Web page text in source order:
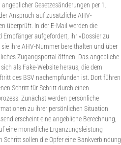
Gesetzesänderungen per 1.
Anspruch auf zusätzliche AHV-
überprüft. In der E-Mail werden die
Empfänger aufgefordert, ihr «Dossier zu
ihre AHV-Nummer bereithalten und über
Zugangsportal öffnen. Das angebliche
als Fake-Website heraus, die dem
des BSV nachempfunden ist. Dort führen
Schritt für Schritt durch einen
Zunächst werden persönliche
zu ihrer persönlichen Situation
erscheint eine angebliche Berechnung,
eine monatliche Ergänzungsleistung
Schritt sollen die Opfer eine Bankverbindung